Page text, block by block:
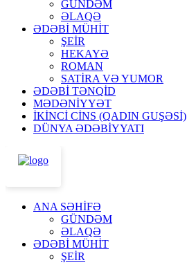
GÜNDƏM
ƏLAQƏ
ƏDƏBİ MÜHİT
ŞEİR
HEKAYƏ
ROMAN
SATİRA VƏ YUMOR
ƏDƏBİ TƏNQİD
MƏDƏNİYYƏT
İKİNCİ CİNS (QADIN GUŞƏSİ)
DÜNYA ƏDƏBİYYATI
ANA SƏHİFƏ
GÜNDƏM
ƏLAQƏ
ƏDƏBİ MÜHİT
ŞEİR